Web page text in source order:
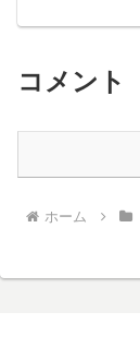
コメント
ホーム